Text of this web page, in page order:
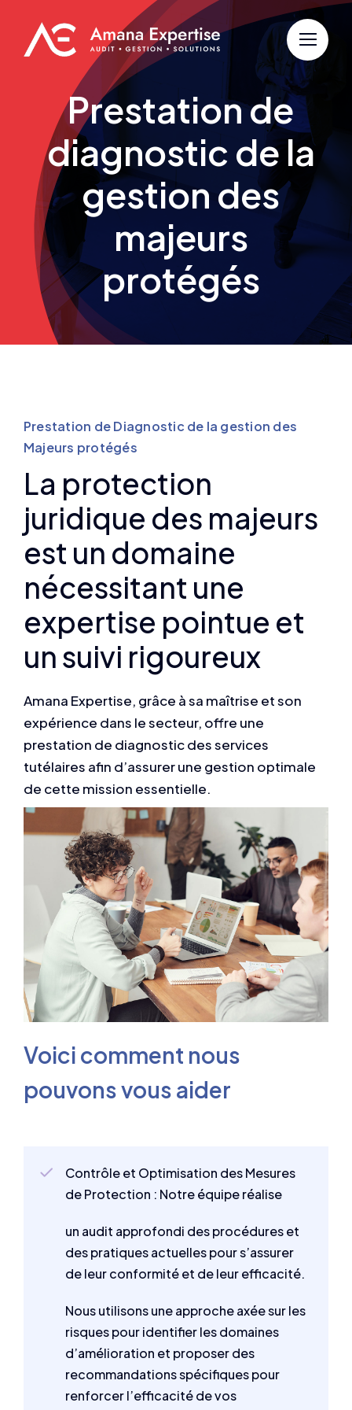
contenu
Prestation de
diagnostic de la
gestion des
majeurs
protégés
Prestation de Diagnostic de la gestion des
Majeurs protégés
La protection
juridique des majeurs
est un domaine
nécessitant une
expertise pointue et
un suivi rigoureux
Amana Expertise, grâce à sa maîtrise et son
expérience dans le secteur, offre une
prestation de diagnostic des services
tutélaires afin d’assurer une gestion optimale
de cette mission essentielle.
Voici comment nous
pouvons vous aider
Contrôle et Optimisation des Mesures
de Protection : Notre équipe réalise
un audit approfondi des procédures et
des pratiques actuelles pour s’assurer
de leur conformité et de leur efficacité.
Nous utilisons une approche axée sur les
risques pour identifier les domaines
d’amélioration et proposer des
recommandations spécifiques pour
renforcer l’efficacité de vos